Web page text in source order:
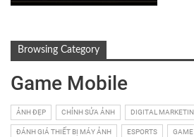
Browsing Category
Game Mobile
ẢNH ĐẸP CHỈNH SỬA ẢNH DIGITAL
ĐÁNH GIÁ THIẾT BỊ MÁY ẢNH ESPORTS GAME